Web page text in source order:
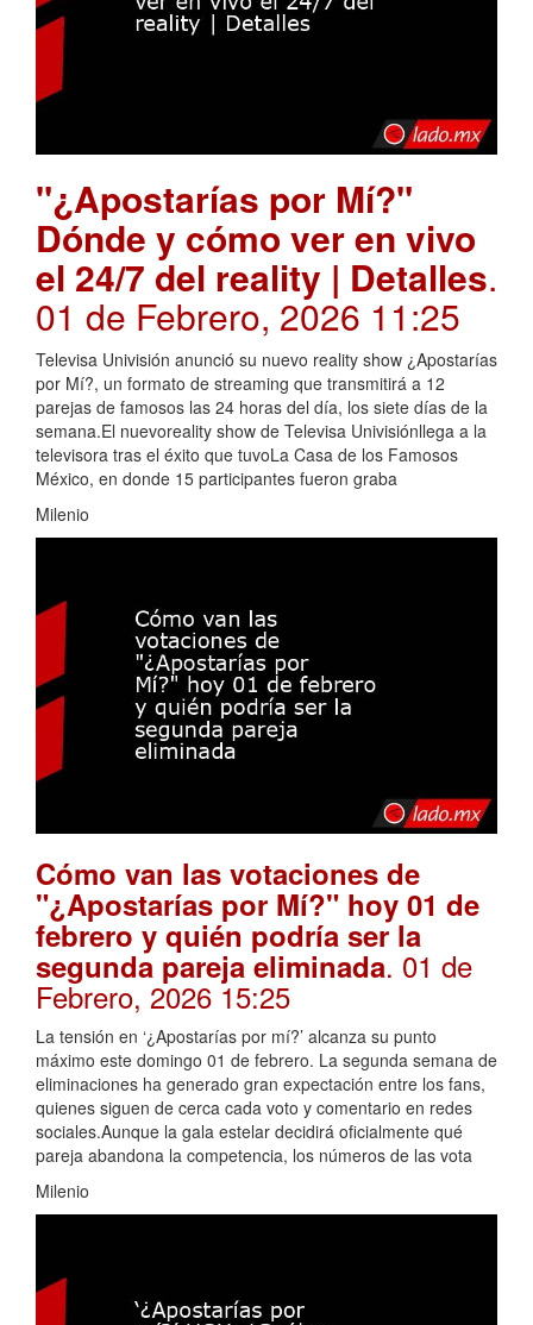
"¿Apostarías por Mí?"
Dónde y cómo ver en vivo
el 24/7 del reality | Detalles.
01 de Febrero, 2026 11:25
Televisa Univisión anunció su nuevo reality show ¿Apostarías
por Mí?, un formato de streaming que transmitirá a 12
parejas de famosos las 24 horas del día, los siete días de la
semana.El nuevoreality show de Televisa Univisiónllega a la
televisora tras el éxito que tuvoLa Casa de los Famosos
México, en donde 15 participantes fueron graba
Milenio
Cómo van las votaciones de
"¿Apostarías por Mí?" hoy 01 de
febrero y quién podría ser la
segunda pareja eliminada. 01 de
Febrero, 2026 15:25
La tensión en ‘¿Apostarías por mí?’ alcanza su punto
máximo este domingo 01 de febrero. La segunda semana de
eliminaciones ha generado gran expectación entre los fans,
quienes siguen de cerca cada voto y comentario en redes
sociales.Aunque la gala estelar decidirá oficialmente qué
pareja abandona la competencia, los números de las vota
Milenio